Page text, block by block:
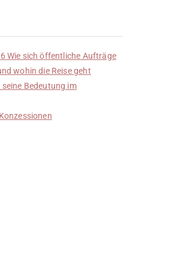
Wie sich öffentliche Aufträge
wohin die Reise geht
Bedeutung im